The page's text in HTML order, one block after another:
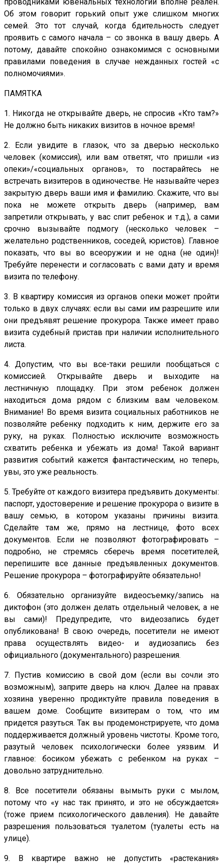
проводниками ювенальных технологий вполне реален.
Об этом говорит горький опыт уже слишком многих
семей. Это тот случай, когда бдительность следует
проявить с самого начала – со звонка в вашу дверь. А
потому, давайте спокойно ознакомимся с основными
правилами поведения в случае нежданных гостей «с
полномочиями».
ПАМЯТКА
1. Никогда не открывайте дверь, не спросив «Кто там?»
Не должно быть никаких визитов в ночное время!
2. Если увидите в глазок, что за дверью несколько
человек (комиссия), или вам ответят, что пришли «из
опеки»/«социальных органов», то постарайтесь не
встречать визитеров в одиночестве. Не называйте через
закрытую дверь ваши имя и фамилию. Скажите, что вы
пока не можете открыть дверь (например, вам
запретили открывать, у вас спит ребенок и т.д.), а сами
срочно вызывайте подмогу (несколько человек –
желательно родственников, соседей, юристов). Главное
показать, что вы во всеоружии и не одна (не один)!
Требуйте перенести и согласовать с вами дату и время
визита по телефону.
3. В квартиру комиссия из органов опеки может пройти
только в двух случаях: если вы сами им разрешите или
они предъявят решение прокурора. Также имеет право
визита судебный пристав при наличии исполнительного
листа.
4. Допустим, что вы все-таки решили пообщаться с
комиссией. Открывайте дверь и выходите на
лестничную площадку. При этом ребенок должен
находиться дома рядом с близким вам человеком.
Внимание! Во время визита социальных работников не
позволяйте ребенку подходить к ним, держите его за
руку, на руках. Полностью исключите возможность
схватить ребенка и убежать из дома! Такой вариант
развития событий кажется фантастическим, но теперь,
увы, это уже реальность.
5. Требуйте от каждого визитера предъявить документы:
паспорт, удостоверение и решение прокурора о визите в
вашу семью, в котором указаны причины визита.
Сделайте там же, прямо на лестнице, фото всех
документов. Если не позволяют фотографировать –
подробно, не стремясь сберечь время посетителей,
перепишите все данные предъявленных документов.
Решение прокурора – фотографируйте обязательно!
6. Обязательно организуйте видеосъемку/запись на
диктофон (это должен делать отдельный человек, а не
вы сами)! Предупредите, что видеозапись будет
опубликована! В свою очередь, посетители не имеют
права осуществлять видео- и аудиозапись без
официального (документального) разрешения.
7. Пустив комиссию в свой дом (если вы сочли это
возможным), заприте дверь на ключ. Далее на правах
хозяина уверенно продиктуйте правила поведения в
вашем доме. Сообщите визитерам о том, что им
придется разуться. Так вы продемонстрируете, что дома
поддерживается должный уровень чистоты. Кроме того,
разутый человек психологически более уязвим. И
главное: босиком убежать с ребенком на руках –
довольно затруднительно.
8. Все посетители обязаны вымыть руки с мылом,
потому что «у нас так принято, и это не обсуждается»
(тоже прием психологического давления). Не давайте
разрешения пользоваться туалетом (туалеты есть на
улице).
9. В квартире важно не допустить «растекания»